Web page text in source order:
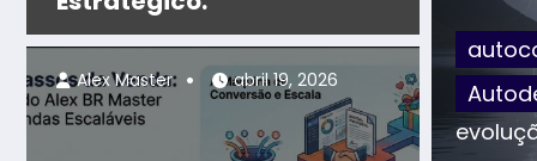
Alex Master abril 19, 2026
e Coaching
estar
autoconhecimento
,sucesso